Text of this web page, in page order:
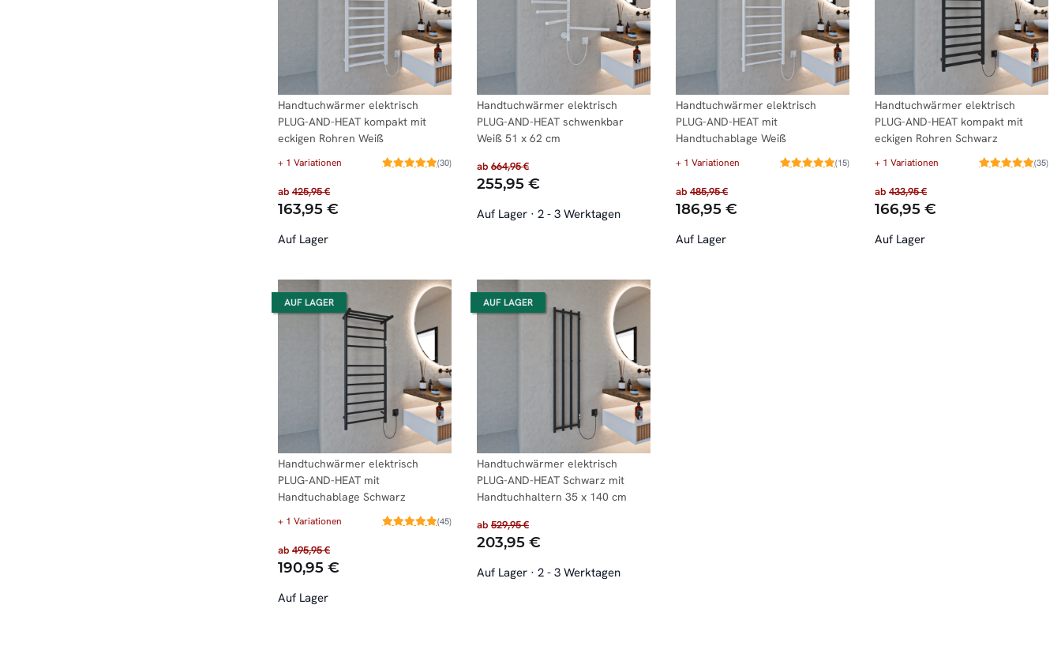
Handtuchwärmer elektrisch
PLUG-AND-HEAT kompakt mit
eckigen Rohren Weiß
+ 1 Variationen (30)
ab 425,95 €
163,95 €
Auf Lager
Handtuchwärmer elektrisch
PLUG-AND-HEAT schwenkbar
Weiß 51 x 62 cm
ab 664,95 €
255,95 €
Auf Lager · 2 - 3 Werktagen
Handtuchwärmer elektrisch
PLUG-AND-HEAT mit
Handtuchablage Weiß
+ 1 Variationen (15)
ab 485,95 €
186,95 €
Auf Lager
Handtuchwärmer elektrisch
PLUG-AND-HEAT kompakt mit
eckigen Rohren Schwarz
+ 1 Variationen (35)
ab 433,95 €
166,95 €
Auf Lager
AUF LAGER
Handtuchwärmer elektrisch
PLUG-AND-HEAT mit
Handtuchablage Schwarz
+ 1 Variationen (45)
ab 495,95 €
190,95 €
Auf Lager
AUF LAGER
Handtuchwärmer elektrisch
PLUG-AND-HEAT Schwarz mit
Handtuchhaltern 35 x 140 cm
ab 529,95 €
203,95 €
Auf Lager · 2 - 3 Werktagen